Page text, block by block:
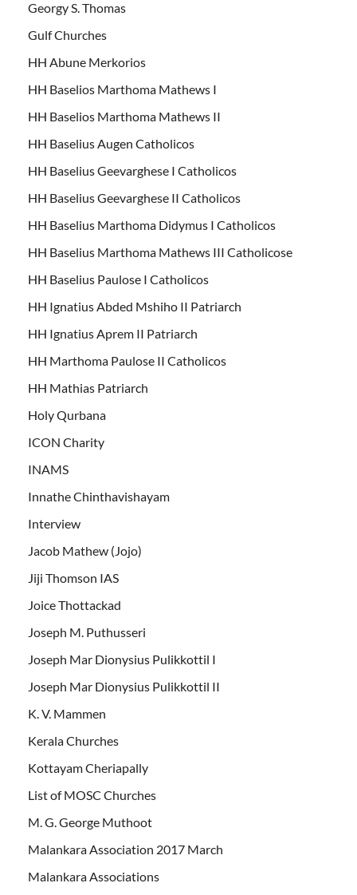
Georgy S. Thomas
Gulf Churches
HH Abune Merkorios
HH Baselios Marthoma Mathews I
HH Baselios Marthoma Mathews II
HH Baselius Augen Catholicos
HH Baselius Geevarghese I Catholicos
HH Baselius Geevarghese II Catholicos
HH Baselius Marthoma Didymus I Catholicos
HH Baselius Marthoma Mathews III Catholicose
HH Baselius Paulose I Catholicos
HH Ignatius Abded Mshiho II Patriarch
HH Ignatius Aprem II Patriarch
HH Marthoma Paulose II Catholicos
HH Mathias Patriarch
Holy Qurbana
ICON Charity
INAMS
Innathe Chinthavishayam
Interview
Jacob Mathew (Jojo)
Jiji Thomson IAS
Joice Thottackad
Joseph M. Puthusseri
Joseph Mar Dionysius Pulikkottil I
Joseph Mar Dionysius Pulikkottil II
K. V. Mammen
Kerala Churches
Kottayam Cheriapally
List of MOSC Churches
M. G. George Muthoot
Malankara Association 2017 March
Malankara Associations